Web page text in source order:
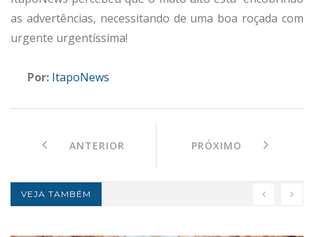
as advertências, necessitando de uma boa roçada com
urgente urgentíssima!
Por: ItapoNews
ANTERIOR PRÓXIMO
VEJA TAMBÉM